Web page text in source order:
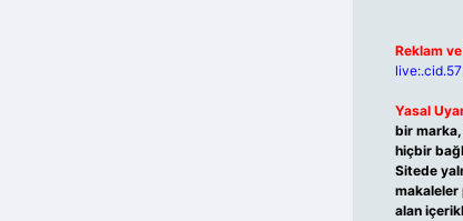
Reklam
Yasal
bir
hiçbir
Sitede
makaleler
alan